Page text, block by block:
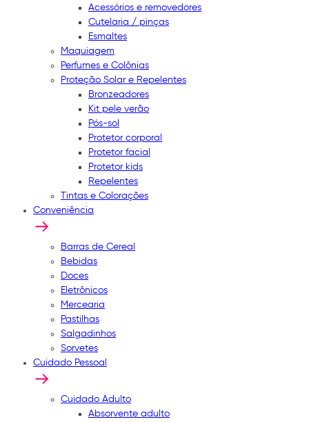
Acessórios e removedores
Cutelaria / pinças
Esmaltes
Maquiagem
Perfumes e Colônias
Proteção Solar e Repelentes
Bronzeadores
Kit pele verão
Pós-sol
Protetor corporal
Protetor facial
Protetor kids
Repelentes
Tintas e Colorações
Conveniência
Barras de Cereal
Bebidas
Doces
Eletrônicos
Mercearia
Pastilhas
Salgadinhos
Sorvetes
Cuidado Pessoal
Cuidado Adulto
Absorvente adulto